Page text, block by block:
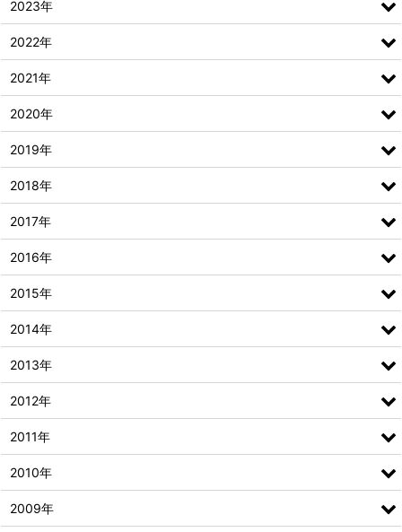
2023年
2022年
2021年
2020年
2019年
2018年
2017年
2016年
2015年
2014年
2013年
2012年
2011年
2010年
2009年